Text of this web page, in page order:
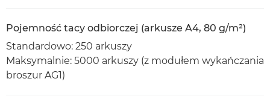
Pojemność tacy odbiorczej (arkusze A4, 80 g/m²)
Standardowo: 250 arkuszy
Maksymalnie: 5000 arkuszy (z modułem wykańczania
broszur AG1)